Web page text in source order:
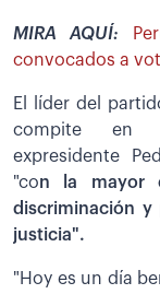
MIRA AQUÍ:
convocados a
El líder del
compite en
expresidente
"con la mayor
discriminación y
justicia".
"Hoy es un día